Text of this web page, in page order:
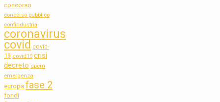
concorso
concorso pubblico
confindustria
coronavirus
covid covid-
19 covid19 crisi
decreto dpcm
emergenza
europa fase 2
fondi